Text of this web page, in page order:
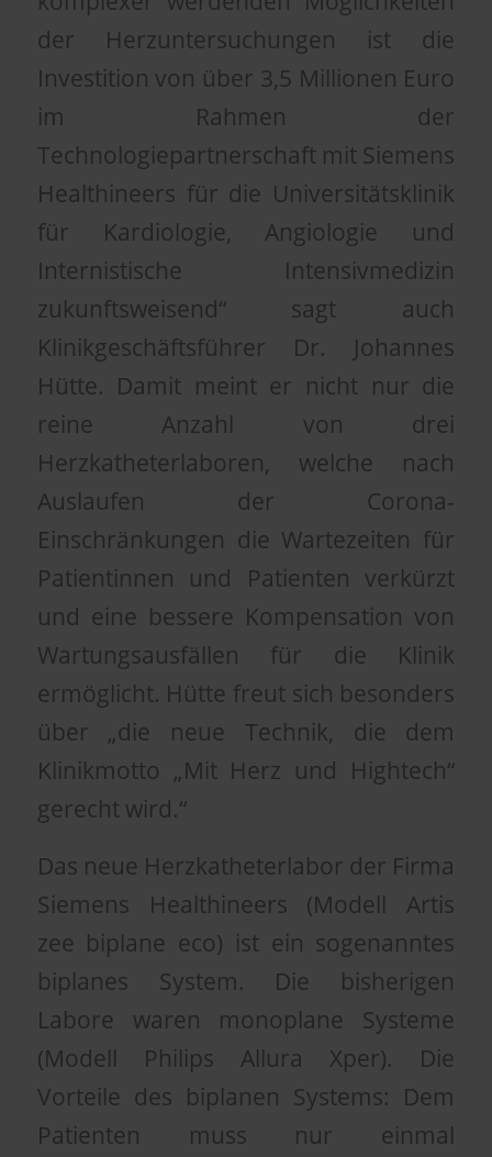
der Herzuntersuchungen ist die
Investition von über 3,5 Millionen Euro
im Rahmen der
Technologiepartnerschaft mit Siemens
Healthineers für die Universitätsklinik
für Kardiologie, Angiologie und
Internistische Intensivmedizin
zukunftsweisend“ sagt auch
Klinikgeschäftsführer Dr. Johannes
Hütte. Damit meint er nicht nur die
reine Anzahl von drei
Herzkatheterlaboren, welche nach
Auslaufen der Corona-
Einschränkungen die Wartezeiten für
Patientinnen und Patienten verkürzt
und eine bessere Kompensation von
Wartungsausfällen für die Klinik
ermöglicht. Hütte freut sich besonders
über „die neue Technik, die dem
Klinikmotto „Mit Herz und Hightech“
gerecht wird.“
Das neue Herzkatheterlabor der Firma
Siemens Healthineers (Modell Artis
zee biplane eco) ist ein sogenanntes
biplanes System. Die bisherigen
Labore waren monoplane Systeme
(Modell Philips Allura Xper). Die
Vorteile des biplanen Systems: Dem
Patienten muss nur einmal